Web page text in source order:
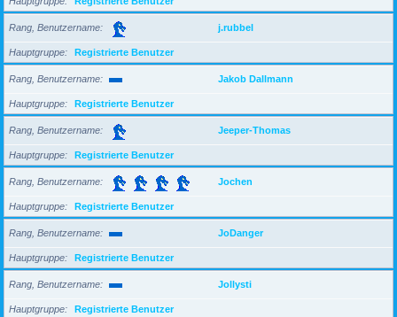
Rang, Benutzername j.rubbel
Hauptgruppe Registrierte Benutzer
Rang, Benutzername Jakob Dallmann
Hauptgruppe Registrierte Benutzer
Rang, Benutzername Jeeper-Thomas
Hauptgruppe Registrierte Benutzer
Rang, Benutzername Jochen
Hauptgruppe Registrierte Benutzer
Rang, Benutzername JoDanger
Hauptgruppe Registrierte Benutzer
Rang, Benutzername Jollysti
Hauptgruppe Registrierte Benutzer